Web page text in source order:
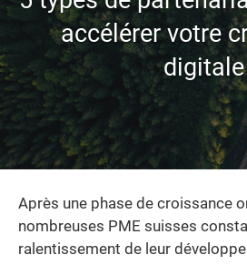
accélérer votre
digitale
Après une phase de croissance
nombreuses PME suisses
ralentissement de leur